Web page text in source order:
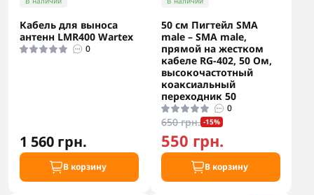
Кабель для выноса
антенн LMR400 Wartex
0
1 560 грн.
В корзину
50 см Пигтейл SMA
male – SMA male,
прямой на жестком
кабеле RG-402, 50 Ом,
высокочастотный
коаксиальный
переходник 50
0
650 грн. -15%
550 грн.
В корзину